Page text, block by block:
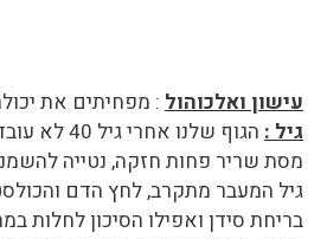
עישון ואלכוהול : מפחיתים את
גיל :
מסת שריר פחות חזקה, נטייה
גיל המעבר מתקרב, לחץ הדם
בריחת סידן ואפילו הסיכון לחלות